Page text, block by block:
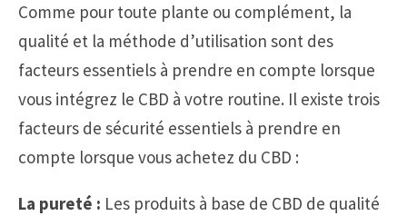
Comme pour toute plante ou complément, la
qualité et la méthode d’utilisation sont des
facteurs essentiels à prendre en compte lorsque
vous intégrez le CBD à votre routine. Il existe trois
facteurs de sécurité essentiels à prendre en
compte lorsque vous achetez du CBD :
La pureté : Les produits à base de CBD de qualité